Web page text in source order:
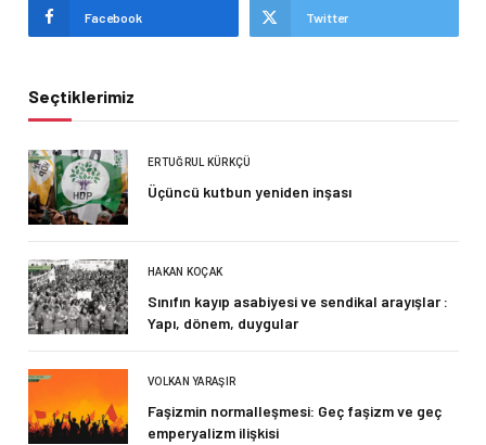
Facebook Twitter
Seçtiklerimiz
ERTUĞRUL KÜRKÇÜ
Üçüncü kutbun yeniden inşası
HAKAN KOÇAK
Sınıfın kayıp asabiyesi ve sendikal arayışlar :
Yapı, dönem, duygular
VOLKAN YARAŞIR
Faşizmin normalleşmesi: Geç faşizm ve geç
emperyalizm ilişkisi